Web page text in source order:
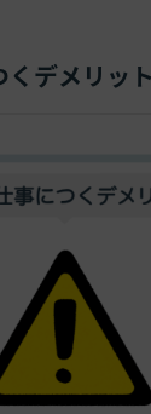
デメリット